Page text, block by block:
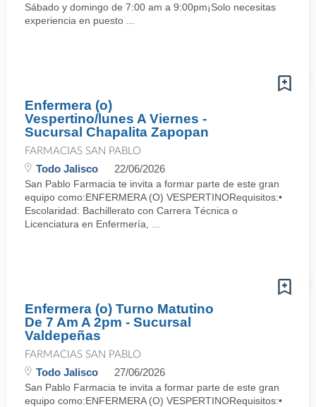
Sábado y domingo de 7:00 am a 9:00pm¡Solo necesitas
experiencia en puesto ...
Enfermera (o)
Vespertino/lunes A Viernes -
Sucursal Chapalita Zapopan
FARMACIAS SAN PABLO
Todo Jalisco 22/06/2026
San Pablo Farmacia te invita a formar parte de este gran
equipo como:ENFERMERA (O) VESPERTINORequisitos:•
Escolaridad: Bachillerato con Carrera Técnica o
Licenciatura en Enfermería, ...
Enfermera (o) Turno Matutino
De 7 Am A 2pm - Sucursal
Valdepeñas
FARMACIAS SAN PABLO
Todo Jalisco 27/06/2026
San Pablo Farmacia te invita a formar parte de este gran
equipo como:ENFERMERA (O) VESPERTINORequisitos:•